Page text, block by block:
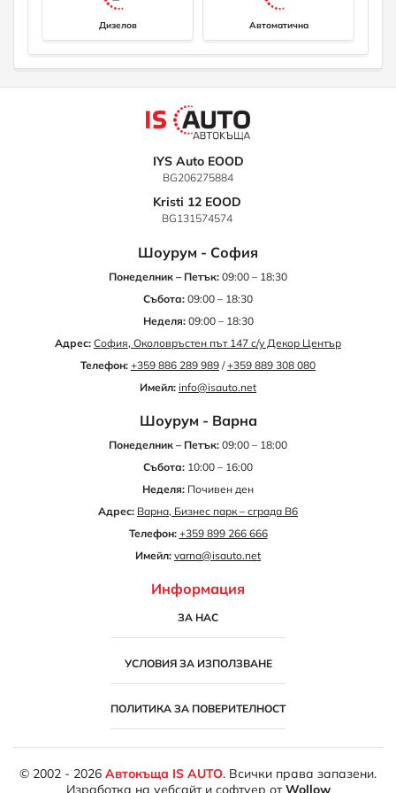
Задно осветление на краката Осветление на краката отпред
Осветление на багажното отделение Предни и задни
поставки за чаши Head-up дисплей Автоматична работа на
повече информация 0882111022 e-mail: info@isauto. Net
Дизелов Автоматична
IYS Auto EOOD
BG206275884
Kristi 12 EOOD
BG131574574
Шоурум - София
Понеделник – Петък: 09:00 – 18:30
Събота: 09:00 – 18:30
Неделя:09:00 – 18:30
Адрес: София, Околовръстен път 147 с/у Декор Център
Телефон: +359 886 289 989 /+359 889 308 080
Имейл: info@isauto.net
Шоурум - Варна
Понеделник – Петък: 09:00 – 18:00
Събота: 10:00 – 16:00
Неделя: Почивен ден
Адрес: Варна, Бизнес парк – сграда B6
Телефон: +359 899 266 666
Имейл: varna@isauto.net
Информация
ЗА НАС
УСЛОВИЯ ЗА ИЗПОЛЗВАНЕ
ПОЛИТИКА ЗА ПОВЕРИТЕЛНОСТ
© 2002 - 2026 Автокъща IS AUTO. Всички права запазени.
Изработка на уебсайт и софтуер отWollow